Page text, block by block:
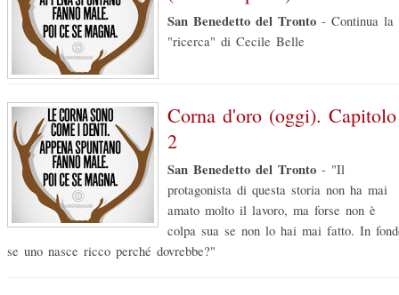
San Benedetto del Tronto - Continua la
"ricerca" di Cecile Belle
Corna d'oro (oggi). Capitolo
2
San Benedetto del Tronto - "Il
protagonista di questa storia non ha mai
amato molto il lavoro, ma forse non è
colpa sua se non lo hai mai fatto. In
se uno nasce ricco perché dovrebbe?"